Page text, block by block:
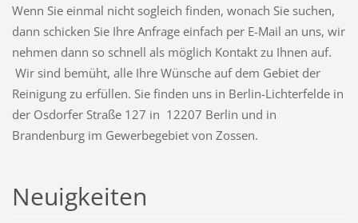
Wenn Sie einmal nicht sogleich finden, wonach Sie suchen,
dann schicken Sie Ihre Anfrage einfach per E-Mail an uns, wir
nehmen dann so schnell als möglich Kontakt zu Ihnen auf.
Wir sind bemüht, alle Ihre Wünsche auf dem Gebiet der
Reinigung zu erfüllen. Sie finden uns in Berlin-Lichterfelde in
der Osdorfer Straße 127 in 12207 Berlin und in
Brandenburg im Gewerbegebiet von Zossen.
Neuigkeiten